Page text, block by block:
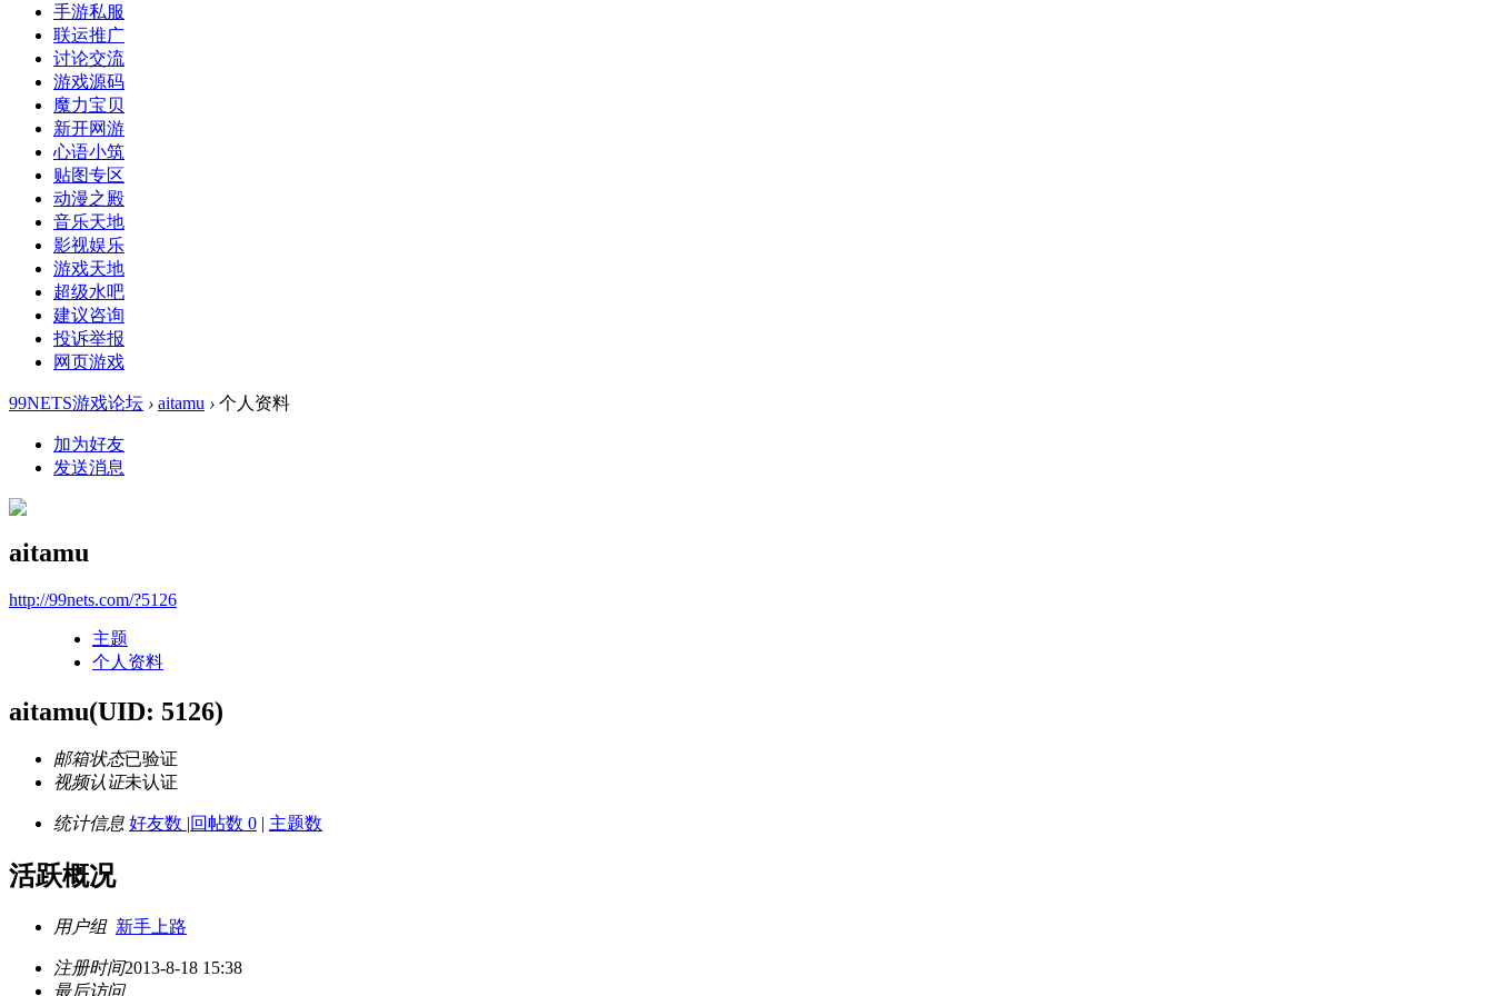
手游私服
联运推广
讨论交流
游戏源码
魔力宝贝
新开网游
心语小筑
贴图专区
动漫之殿
音乐天地
影视娱乐
游戏天地
超级水吧
建议咨询
投诉举报
网页游戏
99NETS游戏论坛 › aitamu › 个人资料
加为好友
发送消息
aitamu
http://99nets.com/?5126
主题
个人资料
aitamu(UID: 5126)
邮箱状态已验证
视频认证未认证
统计信息 好友数 |回帖数 0 | 主题数
活跃概况
用户组 新手上路
注册时间2013-8-18 15:38
最后访问